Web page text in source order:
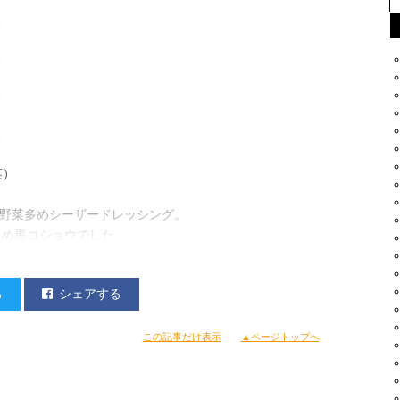
菜多めシーザードレッシング。
黒コショウでした。
シェアする
この記事だけ表示 ▲ページトップへ